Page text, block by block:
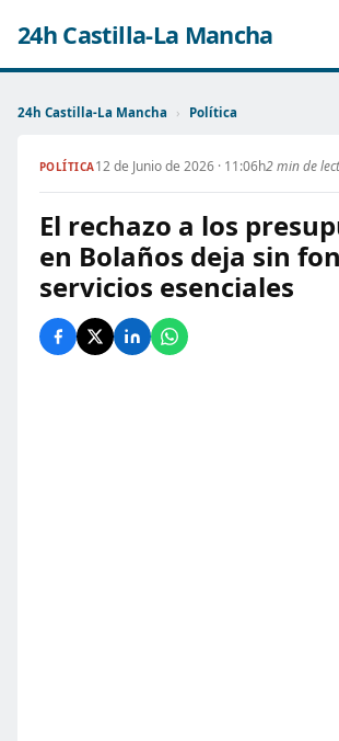
24h Castilla-La Mancha
24h Castilla-La Mancha › Política
POLÍTICA12 de Junio de 2026 · 11:06h2 min de
El rechazo a los
en Bolaños deja sin
servicios esenciales